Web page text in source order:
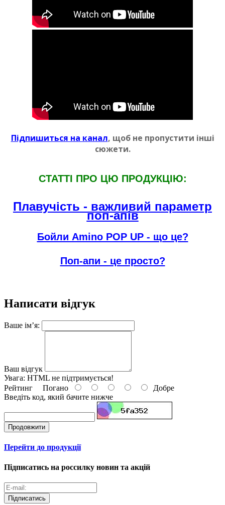
Пiдпишиться на канал, щоб не пропустити iншi
сюжети.
СТАТТI ПРО ЦЮ ПРОДУКЦIЮ:
Плавучiсть - важливий параметр
поп-апiв
Бойли Amino POP UP - що це?
Поп-апи - це просто?
Написати відгук
Ваше ім’я:
Ваш відгук
Увага: HTML не підтримується!
Рейтинг Погано
Добре
Введіть код, який бачите нижче
Продовжити
Перейти до продукції
Підписатись на россилку новин та акцій
Підписатись